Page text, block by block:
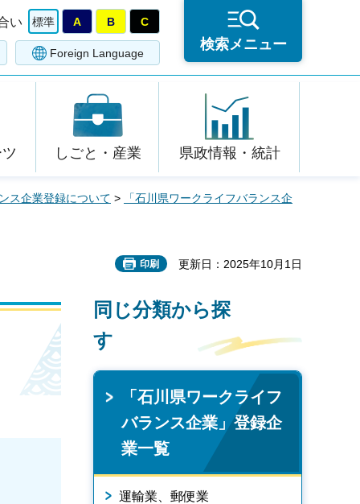
い 標準 A B C
Foreign Language
検索メニュー
しごと・産業 県政情報・統計
ス企業登録について >
「石川県ワークライフバランス企
印刷 更新日：2025年10月1日
同じ分類から探
す
「石川県ワークライフ
バランス企業」登録企
業一覧
運輸業、郵便業